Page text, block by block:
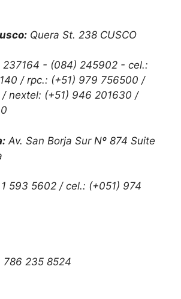
Quera St. 238 CUSCO
237164 - (084) 245902 - cel.:
/ rpc.: (+51) 979 756500 /
nextel: (+51) 946 201630 /
Av. San Borja Sur Nº 874 Suite
1 593 5602 / cel.: (+051) 974
786 235 8524